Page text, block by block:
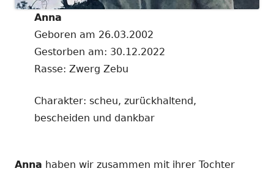
Anna
Geboren am 26.03.2002
Gestorben am: 30.12.2022
Rasse: Zwerg Zebu
Charakter: scheu, zurückhaltend,
bescheiden und dankbar
Anna haben wir zusammen mit ihrer Tochter